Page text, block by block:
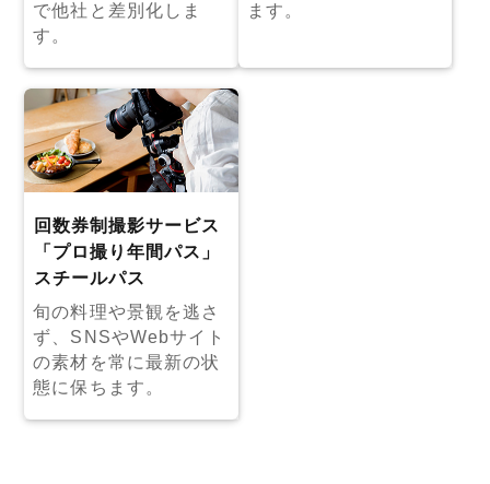
で他社と差別化しま
す。
ます。
回数券制撮影サービス
「プロ撮り年間パス」
スチールパス
旬の料理や景観を逃さ
ず、SNSやWebサイト
の素材を常に最新の状
態に保ちます。